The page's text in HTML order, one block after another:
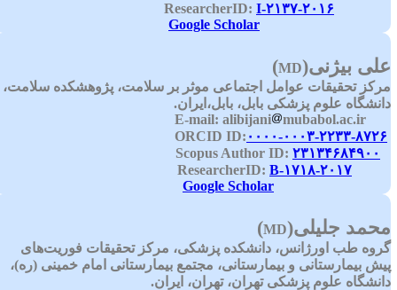
I-۲۱۳۷-۲۰۱۶
Google Scholar
بیژنی (MD)
تحقیقات عوامل اجتماعی موثر بر سلامت، پژوهشکده سلامت،
علوم پزشکی بابل، بابل،ایران.
alibijani
mubabol.ac.ir
۰۰۰۰-۰۰۰۳-۲۲۳۳-۸۷۲۶
۲۳۱۳۴۶۸۴۹۰۰
B-۱۷۱۸-۲۰۱۷
Google Scholar
جلیلی (MD)
طب اورژانس، دانشکده پزشکی، مرکز تحقیقات فوریت‌های
بیمارستانی و بیمارستانی، مجتمع بیمارستانی امام خمینی (ره)،
علوم پزشکی تهران، تهران، ایران.